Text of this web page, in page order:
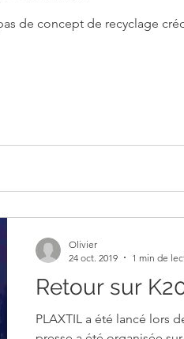
recyclage crédible Contrairement au
Retour sur
PLAXTIL a été lancé lors
Olivier
24 oct. 2019
1 min de